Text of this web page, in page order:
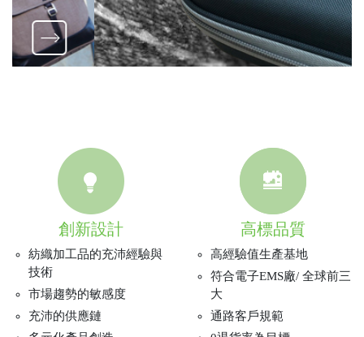
創新設計
紡織加工品的充沛經驗與
技術
市場趨勢的敏感度
充沛的供應鏈
高標品質
高經驗值生產基地
符合電子EMS廠/ 全球前三
大
通路客戶規範